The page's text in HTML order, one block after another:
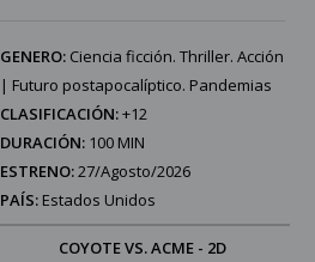
GENERO: Ciencia ficción. Thriller. Acción
| Futuro postapocalíptico. Pandemias
CLASIFICACIÓN:+12
DURACIÓN: 100 MIN
ESTRENO:27/Agosto/2026
PAÍS: Estados Unidos
COYOTE VS. ACME - 2D